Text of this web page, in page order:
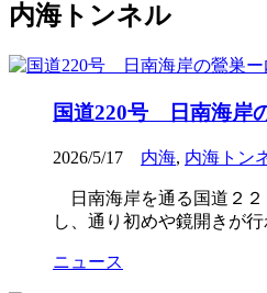
内海トンネル
国道220号 日南海岸
2026/5/17 内海, 内海トン
日南海岸を通る国道２２
し、通り初めや鏡開きが
ニュース